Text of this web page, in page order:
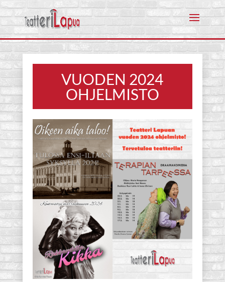
VUODEN 2024
OHJELMISTO